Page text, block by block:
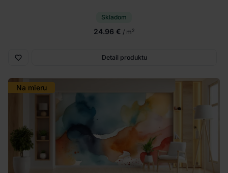
Skladom
24.96 € / m2
Detail produktu
Na mieru